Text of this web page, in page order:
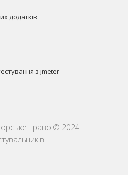
додатків
з Jmeter
право © 2024